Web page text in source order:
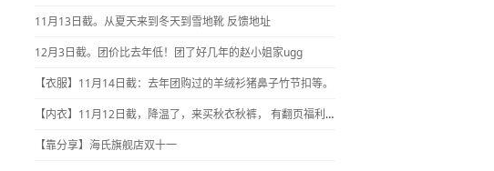
11月13日截。从夏天来到冬天到雪地靴 反馈地址
12月3日截。团价比去年低！团了好几年的赵小姐家ugg
【衣服】11月14日截：去年团购过的羊绒衫猪鼻子竹节扣等。
【内衣】11月12日截，降温了，来买秋衣秋裤， 有翻页福利！
【靠分享】海氏旗舰店双十一